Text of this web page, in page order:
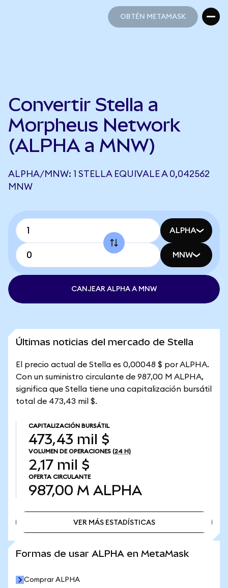
OBTÉN METAMASK
Convertir Stella a
Morpheus Network
(ALPHA a MNW)
ALPHA/MNW: 1 STELLA EQUIVALE A 0,042562
MNW
ALPHA
MNW
CANJEAR ALPHA A MNW
Últimas noticias del mercado de Stella
El precio actual de Stella es 0,00048 $ por ALPHA.
Con un suministro circulante de 987,00 M ALPHA,
significa que Stella tiene una capitalización bursátil
total de 473,43 mil $.
CAPITALIZACIÓN BURSÁTIL
473,43 mil $
VOLUMEN DE OPERACIONES (24 H)
2,17 mil $
OFERTA CIRCULANTE
987,00 M ALPHA
VER MÁS ESTADÍSTICAS
Formas de usar ALPHA en MetaMask
Comprar ALPHA